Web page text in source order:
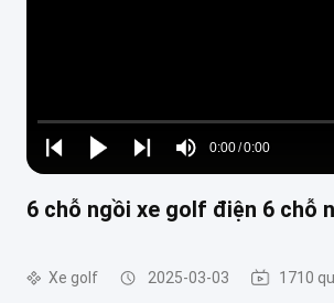
Play
Play
Play
Mute
Time
0:00/0:00
Loaded:
0%
6 chỗ ngồi xe golf điện 6 chỗ
Xe golf 2025-03-03 1710